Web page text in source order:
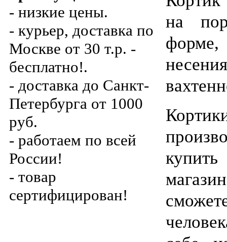
- низкие цены.
- курьер, доставка по
Москве от 30 т.р. -
бесплатно!.
- доставка до Санкт-
Петербурга от 1000
руб.
- работаем по всей
России!
- товар
сертифицирован!
на